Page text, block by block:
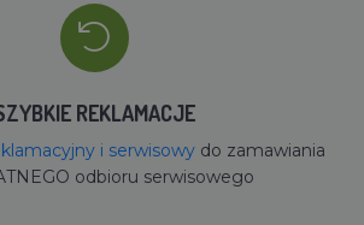
REKLAMACJE
i serwisowydo zamawiania
odbioru serwisowego